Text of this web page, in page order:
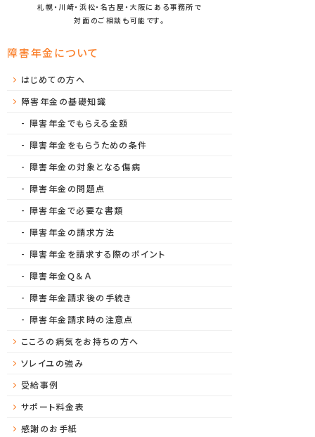
札幌・川崎・浜松・名古屋・大阪にある事務所で
対面のご相談も可能です。
障害年金について
はじめての方へ
障害年金の基礎知識
障害年金でもらえる金額
障害年金をもらうための条件
障害年金の対象となる傷病
障害年金の問題点
障害年金で必要な書類
障害年金の請求方法
障害年金を請求する際のポイント
障害年金Ｑ＆Ａ
障害年金請求後の手続き
障害年金請求時の注意点
こころの病気をお持ちの方へ
ソレイユの強み
受給事例
サポート料金表
感謝のお手紙